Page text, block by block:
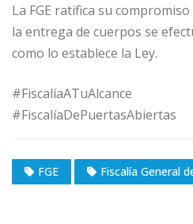
La FGE ratifica su
la entrega de cuerpos se
como lo establece la Ley.
#FiscalíaATuAlcance
#FiscalíaDePuertasAbiertas
FGE Fiscalía General